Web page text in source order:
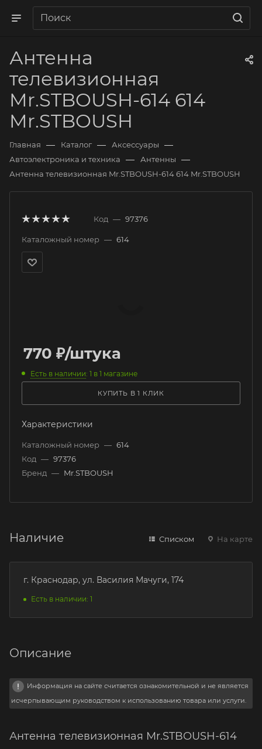
Антенна
телевизионная
Mr.STBOUSH-614 614
Mr.STBOUSH
Главная — Каталог — Аксессуары —
Автоэлектроника и техника — Антенны —
Антенна телевизионная Mr.STBOUSH-614 614 Mr.STBOUSH
Код — 97376
Каталожный номер — 614
770 ₽/штука
Есть в наличии: 1 в 1 магазине
КУПИТЬ В 1 КЛИК
Характеристики
Каталожный номер — 614
Код — 97376
Бренд — Mr.STBOUSH
Наличие Списком На карте
г. Краснодар, ул. Василия Мачуги, 174
Есть в наличии: 1
Описание
Информация на сайте считается ознакомительной и не является
исчерпывающим руководством к использованию товара или услуги.
Антенна телевизионная Mr.STBOUSH-614